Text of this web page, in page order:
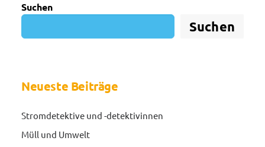
Suchen
Suchen
Neueste Beiträge
Stromdetektive und -detektivinnen
Müll und Umwelt